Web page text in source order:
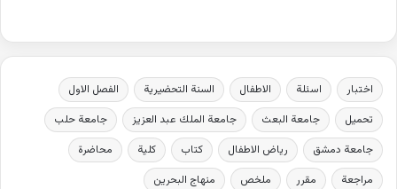
اختبار اسئلة الاطفال السنة التحضيرية
الفصل الاول
تحميل
جامعة البعث جامعة الملك عبد العزيز
جامعة حلب
جامعة دمشق
رياض الاطفال كتاب كلية
محاضرة
مراجعة
مقرر ملخص منهاج البحرين